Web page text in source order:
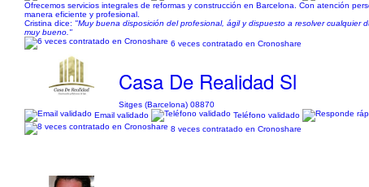
Ofrecemos servicios integrales de reformas y construcción en Barcelona. Con atención
manera eficiente y profesional.
Cristina dice: "Muy buena disposición del profesional, ágil y dispuesto a resolver
muy bueno."
6 veces contratado en Cronoshare
Casa De Realidad Sl
Sitges (Barcelona) 08870
Email validado
Teléfono validado
8 veces contratado en Cronoshare